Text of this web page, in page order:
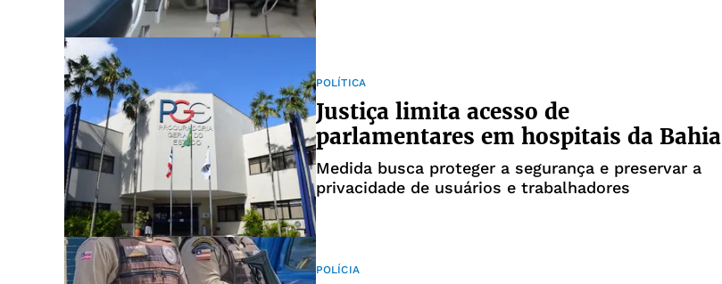
POLÍTICA
Justiça limita acesso de
parlamentares em hospitais da Bahia
Medida busca proteger a segurança e preservar a
privacidade de usuários e trabalhadores
POLÍCIA